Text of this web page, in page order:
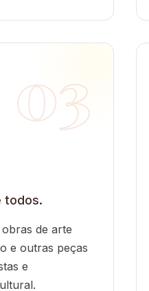
03
todos.
de arte
e outras peças
e